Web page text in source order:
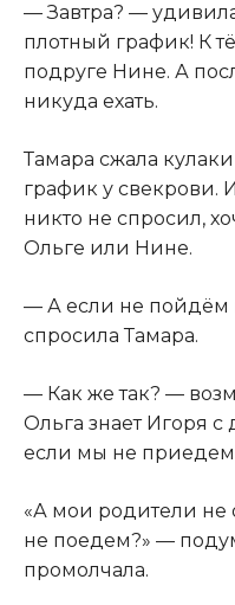
— Завтра? —
плотный график! К
подруге Нине. А
никуда ехать.
Тамара сжала
график у свекрови.
никто не спросил,
Ольге или Нине.
— А если не пойдём
спросила Тамара.
— Как же так? —
Ольга знает Игоря с
если мы не
«А мои родители не
не поедем?» —
промолчала.